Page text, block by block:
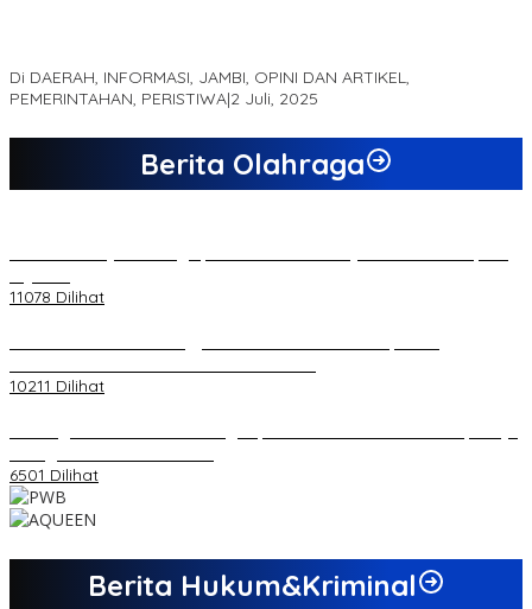
Di DAERAH, INFORMASI, JAMBI, OPINI DAN ARTIKEL,
PEMERINTAHAN, PERISTIWA|2 Juli, 2025
Berita Olahraga
11078 Dilihat
10211 Dilihat
6501 Dilihat
Berita Hukum&Kriminal